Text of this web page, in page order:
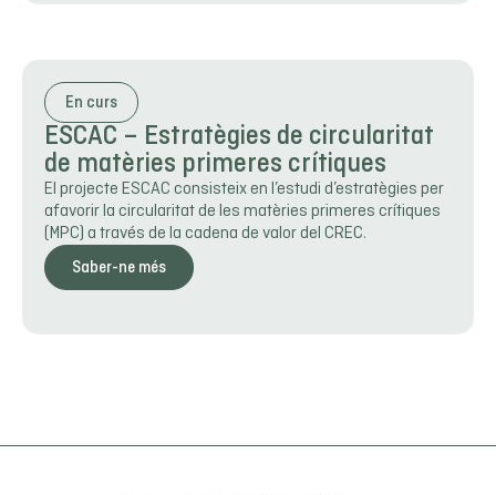
En curs
ESCAC – Estratègies de circularitat
de matèries primeres crítiques
El projecte ESCAC consisteix en l’estudi d’estratègies per
afavorir la circularitat de les matèries primeres crítiques
(MPC) a través de la cadena de valor del CREC.
Saber-ne més